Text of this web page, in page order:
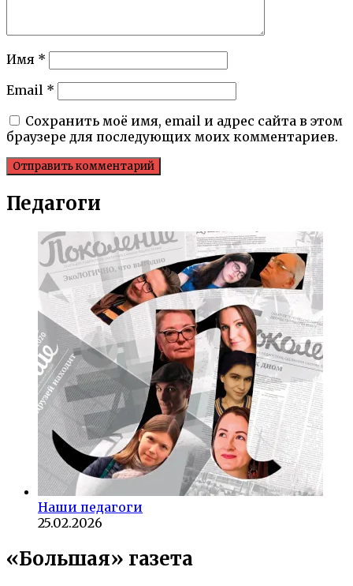
Имя *
Email *
Сохранить моё имя, email и адрес сайта в этом
браузере для последующих моих комментариев.
Педагоги
Наши педагоги
25.02.2026
«Большая» газета